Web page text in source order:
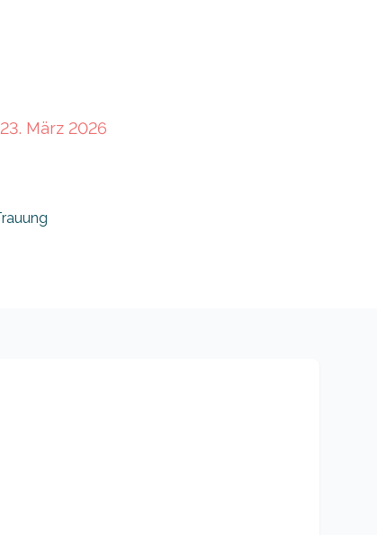
23. März 2026